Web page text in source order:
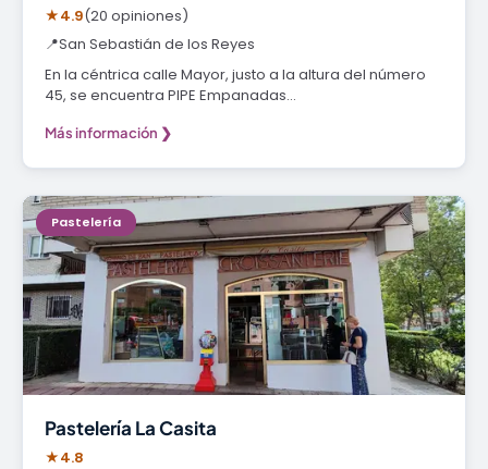
★4.9(20 opiniones)
📍San Sebastián de los Reyes
En la céntrica calle Mayor, justo a la altura del número
45, se encuentra PIPE Empanadas…
Más información ❯
Pastelería
Pastelería La Casita
★4.8